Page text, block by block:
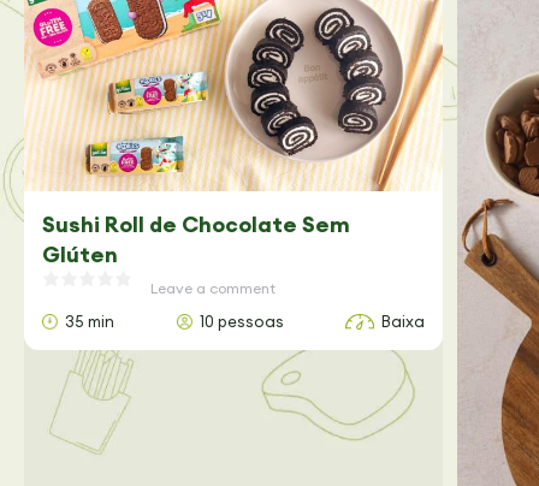
Sushi Roll de Chocolate Sem
Glúten
Leave a comment
35 min 10 pessoas Baixa